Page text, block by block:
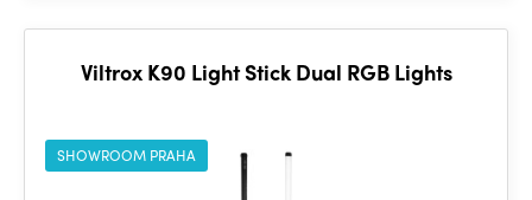
Viltrox K90 Light Stick Dual RGB Lights
SHOWROOM PRAHA